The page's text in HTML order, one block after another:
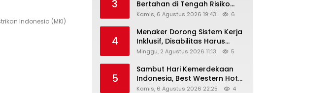
Indonesia (MKI)
3
Bertahan di Tengah Risiko
Pelayaran Selat Hormuz
Kamis, 6 Agustus 2026 19:43 6
4
Menaker Dorong Sistem Kerja
Inklusif, Disabilitas Harus
Dapat Kesempatan Setara
Minggu, 2 Agustus 2026 11:13 5
5
Sambut Hari Kemerdekaan
Indonesia, Best Western Hotel
Hadirkan The Freedom Stay
Kamis, 6 Agustus 2026 22:25 4